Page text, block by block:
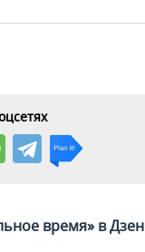
СПОРТА
время» в Дзен